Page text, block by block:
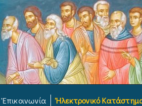
Ἐπικοινωνία Ἠλεκτρονικό